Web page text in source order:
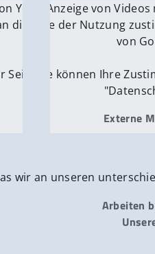
YouTube.
die Server
Für die Anzeige von
Wenn Sie der Nutzung
von
Sie können Ihre
Externe
wir an unseren
Arbeiten